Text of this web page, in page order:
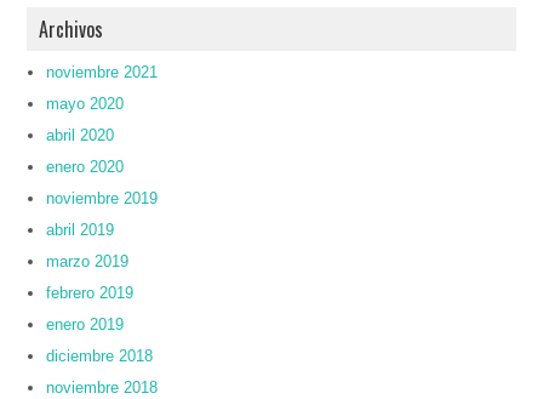
Archivos
noviembre 2021
mayo 2020
abril 2020
enero 2020
noviembre 2019
abril 2019
marzo 2019
febrero 2019
enero 2019
diciembre 2018
noviembre 2018